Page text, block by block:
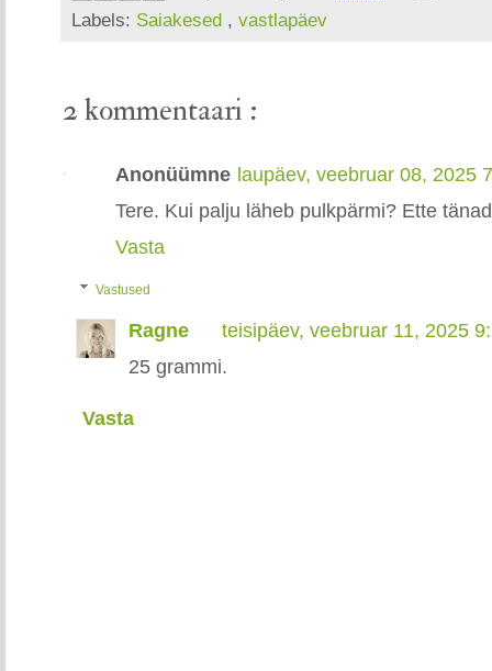
Labels: Saiakesed , vastlapäev
2 kommentaari :
Anonüümne laupäev, veebruar 08, 2025
Tere. Kui palju läheb pulkpärmi? Ette
Vasta
Vastused
Ragne
teisipäev, veebruar 11, 2025
25 grammi.
Vasta